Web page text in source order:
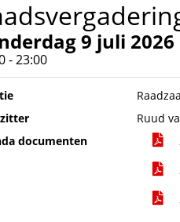
9 juli 2026
- 23:00
Ruud
documenten